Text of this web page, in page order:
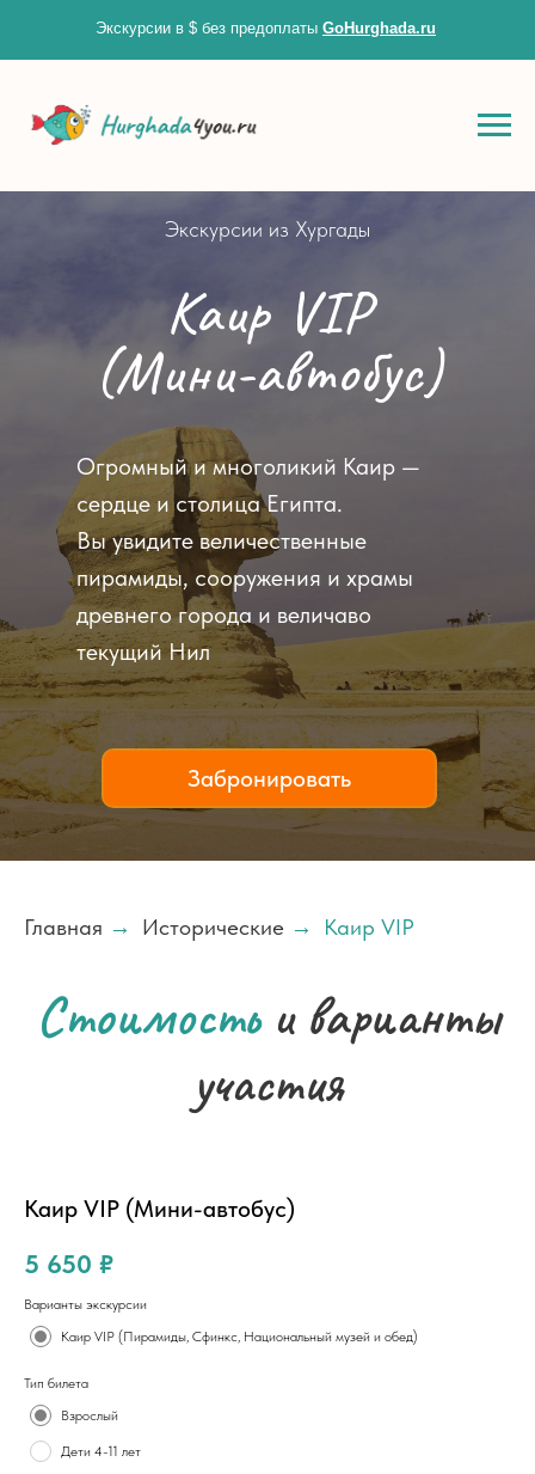
Zero
Экскурсии в $ без предоплаты GoHurghada.ru
block from scratch
Каир VIP
(Мини-автобус)
Экскурсии из Хургады
Забронировать
Огромный и многоликий Каир —
сердце и столица Египта.
Вы увидите величественные
пирамиды, сооружения и храмы
древнего города и величаво
текущий Нил
Главная → Исторические → Каир VIP
Стоимостьи варианты
участия
Каир VIP (Мини-автобус)
5 650 ₽
Варианты экскурсии
Каир VIP (Пирамиды, Сфинкс, Национальный музей и обед)
Тип билета
Взрослый
Дети 4-11 лет